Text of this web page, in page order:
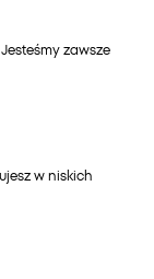
zawsze
w niskich